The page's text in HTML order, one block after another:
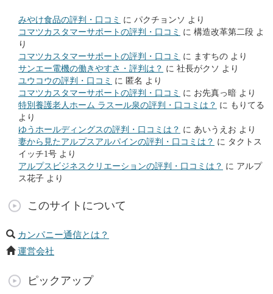
みやけ食品の評判・口コミ に パクチョンソ より
コマツカスタマーサポートの評判・口コミ に 構造改革第二段 よ
り
コマツカスタマーサポートの評判・口コミ に ますちの より
サンエー電機の働きやすさ・評判は？ に 社長がクソ より
ユウコウの評判・口コミ に 匿名 より
コマツカスタマーサポートの評判・口コミ に お先真っ暗 より
特別養護老人ホーム ラスール泉の評判・口コミは？ に もりてる
より
ゆうホールディングスの評判・口コミは？ に あいうえお より
妻から見たアルプスアルパインの評判・口コミは？ に タクトス
イッチ1号 より
アルプスビジネスクリエーションの評判・口コミは？ に アルプ
ス花子 より
このサイトについて
カンパニー通信とは？
運営会社
ピックアップ